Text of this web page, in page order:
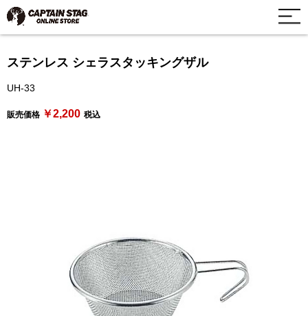
ステンレス シェラスタッキングザル
UH-33
販売価格 ￥2,200 税込